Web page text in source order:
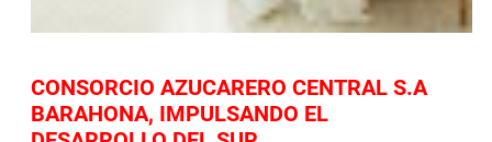
CONSORCIO AZUCARERO CENTRAL S.A
BARAHONA, IMPULSANDO EL